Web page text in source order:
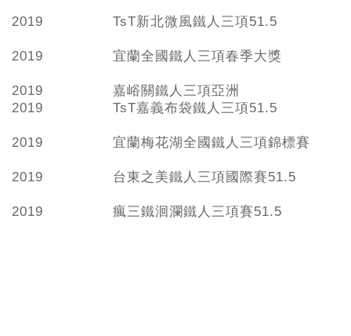
2019 TsT新北微風鐵人三項51.5
2019 宜蘭全國鐵人三項春季大獎
2019
嘉峪關鐵人三項亞洲
2019
TsT嘉義布袋鐵人三項51.5
2019 宜蘭梅花湖全國鐵人三項錦標賽
2019 台東之美鐵人三項國際賽51.5
2019 瘋三鐵洄瀾鐵人三項賽51.5